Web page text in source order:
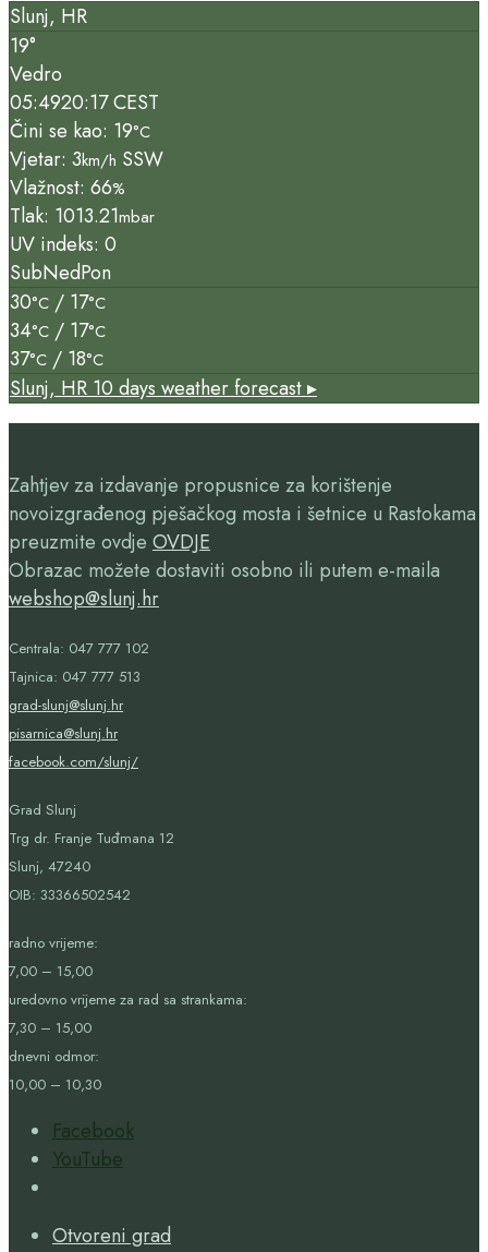
Slunj, HR
19°
Vedro
05:4920:17 CEST
Čini se kao: 19°C
Vjetar: 3km/h SSW
Vlažnost: 66%
Tlak: 1013.21mbar
UV indeks: 0
SubNedPon
30°C / 17°C
34°C / 17°C
37°C / 18°C
Slunj, HR 10 days weather forecast ▸
Zahtjev za izdavanje propusnice za korištenje
novoizgrađenog pješačkog mosta i šetnice u Rastokama
preuzmite ovdje OVDJE
Obrazac možete dostaviti osobno ili putem e-maila
webshop@slunj.hr
Centrala: 047 777 102
Tajnica: 047 777 513
grad-slunj@slunj.hr
pisarnica@slunj.hr
facebook.com/slunj/
Grad Slunj
Trg dr. Franje Tuđmana 12
Slunj, 47240
OIB: 33366502542
radno vrijeme:
7,00 – 15,00
uredovno vrijeme za rad sa strankama:
7,30 – 15,00
dnevni odmor:
10,00 – 10,30
Facebook
YouTube
Window
Otvoreni grad